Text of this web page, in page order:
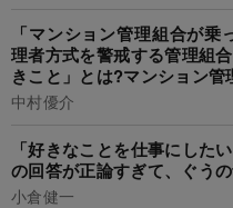
「マンション管理組合が
理者方式を警戒する管理組
きこと」とは?マンション管
中村優介
「好きなことを仕事にした
の回答が正論すぎて、ぐう
小倉健一